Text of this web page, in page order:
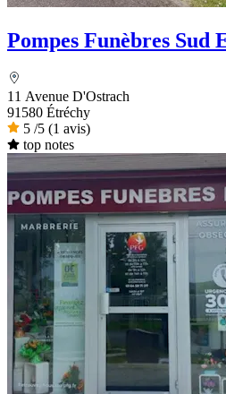
Pompes Funèbres Sud
11 Avenue D'Ostrach
91580 Étréchy
5 /5 (1 avis)
top notes